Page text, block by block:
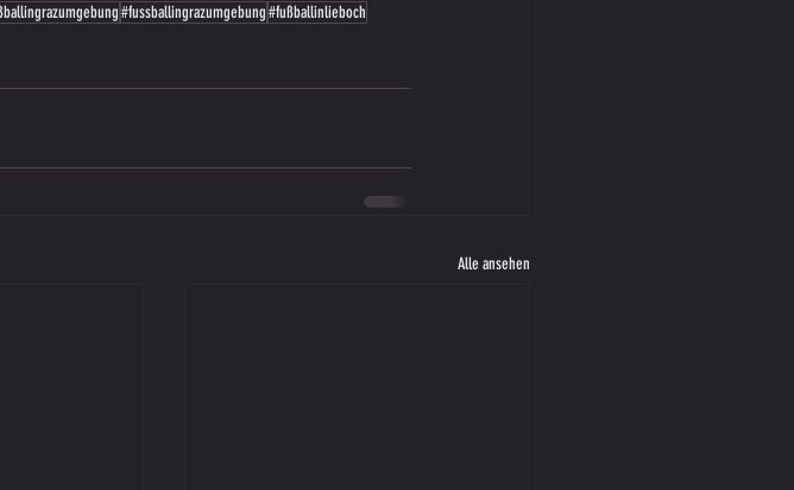
#fussballingrazumgebung#fußballinlieboch
Alle ansehen